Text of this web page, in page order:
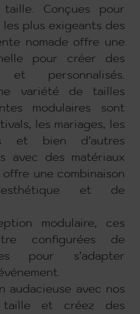
Conçues pour
plus exigeants des
nomade offre une
pour créer des
et personnalisés.
variété de tailles
modulaires sont
les mariages, les
et bien d’autres
avec des matériaux
une combinaison
et de
modulaire, ces
configurées de
pour s’adapter
audacieuse avec nos
et créez des